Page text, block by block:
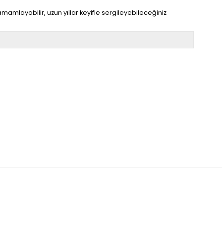
uzun yıllar keyifle sergileyebileceğiniz